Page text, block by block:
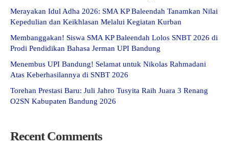
Merayakan Idul Adha 2026: SMA KP Baleendah Tanamkan Nilai
Kepedulian dan Keikhlasan Melalui Kegiatan Kurban
Membanggakan! Siswa SMA KP Baleendah Lolos SNBT 2026 di
Prodi Pendidikan Bahasa Jerman UPI Bandung
Menembus UPI Bandung! Selamat untuk Nikolas Rahmadani
Atas Keberhasilannya di SNBT 2026
Torehan Prestasi Baru: Juli Jahro Tusyita Raih Juara 3 Renang
O2SN Kabupaten Bandung 2026
Recent Comments